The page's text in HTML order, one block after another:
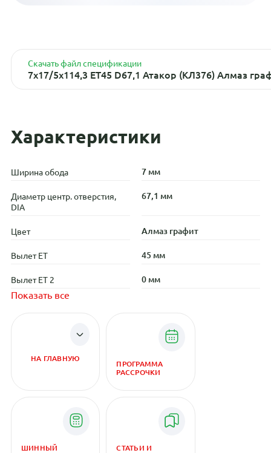
Скачать файл спецификации
7x17/5x114,3 ET45 D67,1 Атакор (КЛ376) Алмаз
Характеристики
Ширина обода 7 мм
Диаметр центр. отверстия,
DIA
67,1 мм
Цвет Алмаз графит
Вылет ET 45 мм
Вылет ET 2 0 мм
Показать все
НА ГЛАВНУЮ
ПРОГРАММА
РАССРОЧКИ
ШИННЫЙ
СТАТЬИ И